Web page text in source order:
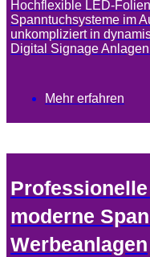
Hochflexible LED-
Spanntuchsysteme im
unkompliziert in
Digital Signage
Mehr erfahren
moderne
Werbeanlagen